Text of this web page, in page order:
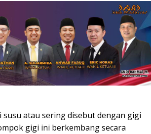
atau sering disebut dengan gigi
gigi ini berkembang secara